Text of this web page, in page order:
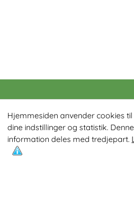
Hjemmesiden anvender cookies
dine indstillinger og statistik. Denne
information deles med tredjepart.
Populære produkter
Odin R900 Romaskine
Odin S900 Spinningcykel